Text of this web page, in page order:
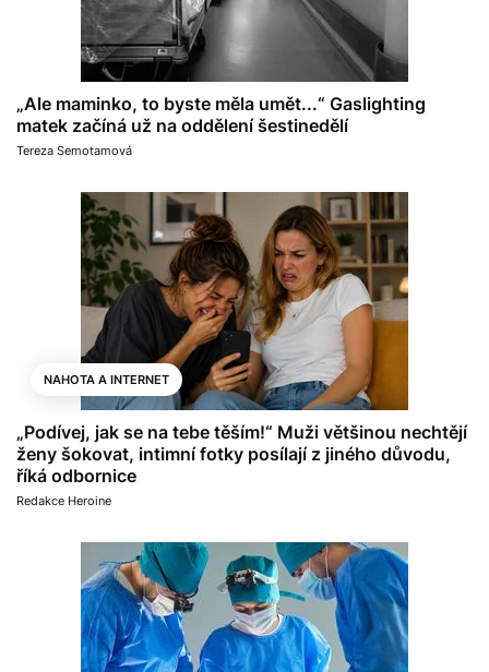
„Ale maminko, to byste měla umět...“ Gaslighting
matek začíná už na oddělení šestinedělí
Tereza Semotamová
NAHOTA A INTERNET
„Podívej, jak se na tebe těším!“ Muži většinou nechtějí
ženy šokovat, intimní fotky posílají z jiného důvodu,
říká odbornice
Redakce Heroine